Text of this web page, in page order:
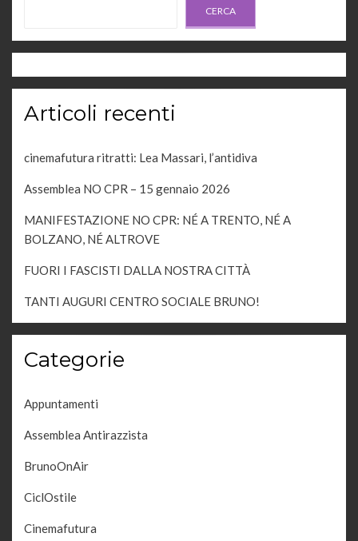
CERCA
Articoli recenti
cinemafutura ritratti: Lea Massari, l’antidiva
Assemblea NO CPR – 15 gennaio 2026
MANIFESTAZIONE NO CPR: NÉ A TRENTO, NÉ A
BOLZANO, NÉ ALTROVE
FUORI I FASCISTI DALLA NOSTRA CITTÀ
TANTI AUGURI CENTRO SOCIALE BRUNO!
Categorie
Appuntamenti
Assemblea Antirazzista
BrunoOnAir
CiclOstile
Cinemafutura